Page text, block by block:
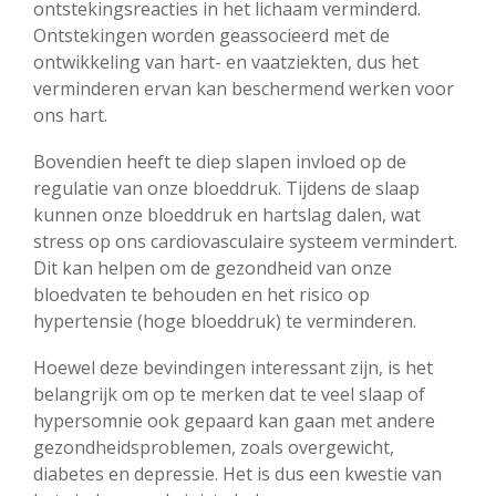
ontstekingsreacties in het lichaam verminderd.
Ontstekingen worden geassocieerd met de
ontwikkeling van hart- en vaatziekten, dus het
verminderen ervan kan beschermend werken voor
ons hart.
Bovendien heeft te diep slapen invloed op de
regulatie van onze bloeddruk. Tijdens de slaap
kunnen onze bloeddruk en hartslag dalen, wat
stress op ons cardiovasculaire systeem vermindert.
Dit kan helpen om de gezondheid van onze
bloedvaten te behouden en het risico op
hypertensie (hoge bloeddruk) te verminderen.
Hoewel deze bevindingen interessant zijn, is het
belangrijk om op te merken dat te veel slaap of
hypersomnie ook gepaard kan gaan met andere
gezondheidsproblemen, zoals overgewicht,
diabetes en depressie. Het is dus een kwestie van